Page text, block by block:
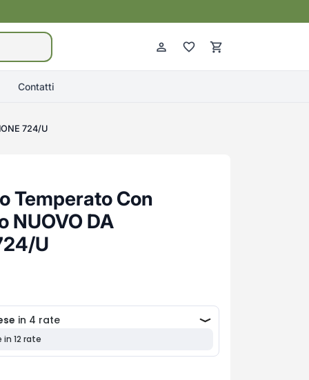
Contatti
724/U
Temperato Con
NUOVO DA
U